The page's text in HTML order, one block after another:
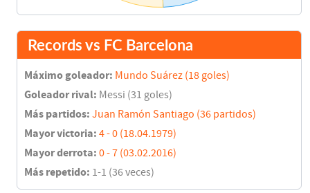
Records vs FC Barcelona
Máximo goleador: Mundo Suárez (18 goles)
Goleador rival: Messi (31 goles)
Más partidos: Juan Ramón Santiago (36 partidos)
Mayor victoria: 4 - 0 (18.04.1979)
Mayor derrota: 0 - 7 (03.02.2016)
Más repetido: 1-1 (36 veces)